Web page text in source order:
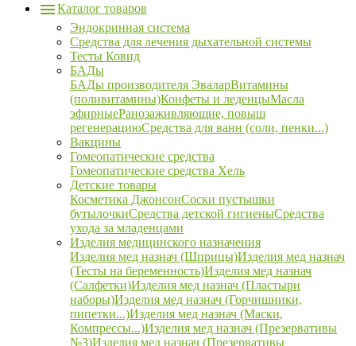
Каталог товаров
Эндокринная система
Средства для лечения дыхательной системы
Тесты Ковид
БАДы
БАДы производителя ЭваларВитамины
(поливитамины)Конфеты и леденцыМасла
эфирныеРанозаживляющие, повыш
регенерациюСредства для ванн (соли, пенки...)
Вакцины
Гомеопатические средства
Гомеопатические средства Хель
Детские товары
Косметика ДжонсонСоски пустышки
бутылочкиСредства детской гигиеныСредства
ухода за младенцами
Изделия медицинского назначения
Изделия мед назнач (Шприцы)Изделия мед назнач
(Тесты на беременность)Изделия мед назнач
(Салфетки)Изделия мед назнач (Пластыри
наборы)Изделия мед назнач (Горчишники,
пипетки...)Изделия мед назнач (Маски,
Компрессы...)Изделия мед назнач (Презервативы
№3)Изделия мед назнач (Презервативы